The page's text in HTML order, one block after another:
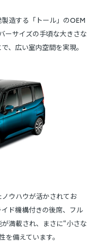
造する「トール」のOEM
ーサイズの手頃な大きさな
、広い室内空間を実現。
ウハウが活かされてお
ド機構付きの後席、フル
満載され、まさに“小さな
備えています。